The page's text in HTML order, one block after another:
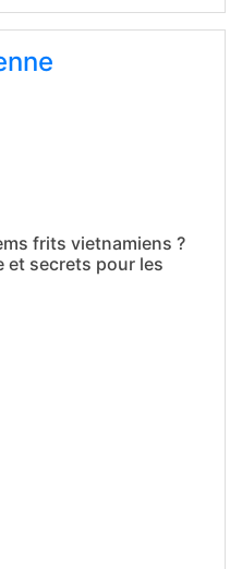
frits vietnamiens ?
et secrets pour les